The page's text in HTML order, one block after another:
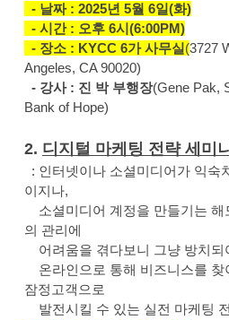
- 날짜 : 2025년 5월 6일(화)
- 시간 : 오후 6시(6:00PM)
- 장소 : KYCC 6가 사무실(3727
Angeles, CA 90020)
- 강사 : 진 박 부행장(Gene Pak,
Bank of Hope)
2. 디지털 마케팅 전략 세미
: 인터넷이나 소셜미디어가 익숙
이지나,
소셜미디어 계정을 만들기는 해
의 관리에
어려움을 겪다보니 그냥 방치되
온라인으로 통해 비즈니스를 찾
잠정고객으로
발전시킬 수 있는 실전 마케팅